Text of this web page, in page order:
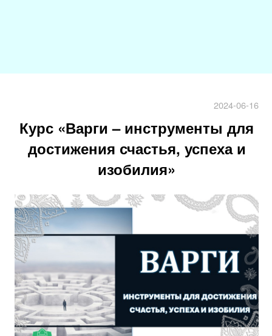
2024-06-16
Курс «Варги – инструменты для
достижения счастья, успеха и
изобилия»